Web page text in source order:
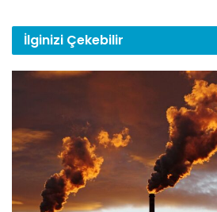
İlginizi Çekebilir